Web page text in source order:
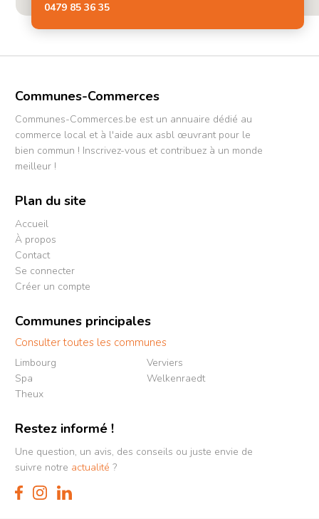
0479 85 36 35
Communes-Commerces
Communes-Commerces.be est un annuaire dédié au
commerce local et à l'aide aux asbl œuvrant pour le
bien commun ! Inscrivez-vous et contribuez à un monde
meilleur !
Plan du site
Accueil
À propos
Contact
Se connecter
Créer un compte
Communes principales
Consulter toutes les communes
Limbourg
Spa
Theux
Verviers
Welkenraedt
Restez informé !
Une question, un avis, des conseils ou juste envie de
suivre notre actualité ?